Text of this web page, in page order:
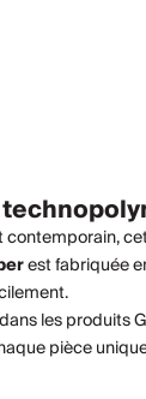
contemporain,
est fabriquée
les produits
pièce